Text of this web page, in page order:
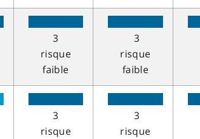
3
risque
faible
3
risque
faible
3
risque
3
risque